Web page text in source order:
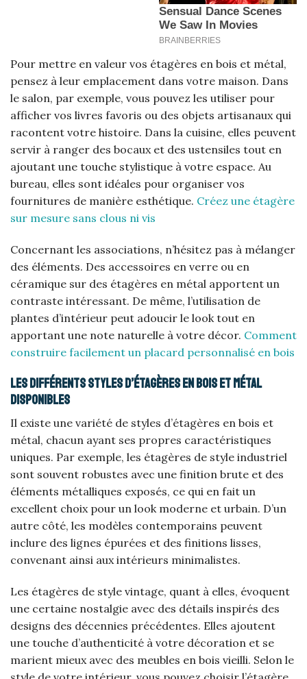
Pour mettre en valeur vos étagères en bois et métal,
pensez à leur emplacement dans votre maison. Dans
le salon, par exemple, vous pouvez les utiliser pour
afficher vos livres favoris ou des objets artisanaux qui
racontent votre histoire. Dans la cuisine, elles peuvent
servir à ranger des bocaux et des ustensiles tout en
ajoutant une touche stylistique à votre espace. Au
bureau, elles sont idéales pour organiser vos
fournitures de manière esthétique. Créez une étagère
sur mesure sans clous ni vis
Concernant les associations, n’hésitez pas à mélanger
des éléments. Des accessoires en verre ou en
céramique sur des étagères en métal apportent un
contraste intéressant. De même, l’utilisation de
plantes d’intérieur peut adoucir le look tout en
apportant une note naturelle à votre décor. Comment
construire facilement un placard personnalisé en bois
Les différents styles d’étagères en bois et métal
disponibles
Il existe une variété de styles d’étagères en bois et
métal, chacun ayant ses propres caractéristiques
uniques. Par exemple, les étagères de style industriel
sont souvent robustes avec une finition brute et des
éléments métalliques exposés, ce qui en fait un
excellent choix pour un look moderne et urbain. D’un
autre côté, les modèles contemporains peuvent
inclure des lignes épurées et des finitions lisses,
convenant ainsi aux intérieurs minimalistes.
Les étagères de style vintage, quant à elles, évoquent
une certaine nostalgie avec des détails inspirés des
designs des décennies précédentes. Elles ajoutent
une touche d’authenticité à votre décoration et se
marient mieux avec des meubles en bois vieilli. Selon le